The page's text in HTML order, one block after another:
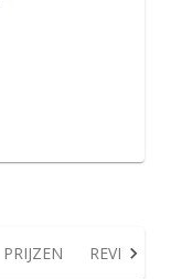
PRIJZEN REVIEWS